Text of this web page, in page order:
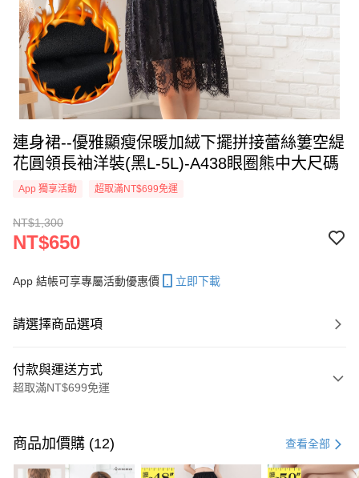
連身裙--優雅顯瘦保暖加絨下擺拼接蕾絲簍空緹
花圓領長袖洋裝(黑L-5L)-A438眼圈熊中大尺碼
App 獨享活動 超取滿NT$699免運
NT$1,300
NT$650
App 結帳可享專屬活動優惠價 立即下載
請選擇商品選項
付款與運送方式
超取滿NT$699免運
信用卡一次付款
超商取貨付款
商品加價購 (12) 查看全部